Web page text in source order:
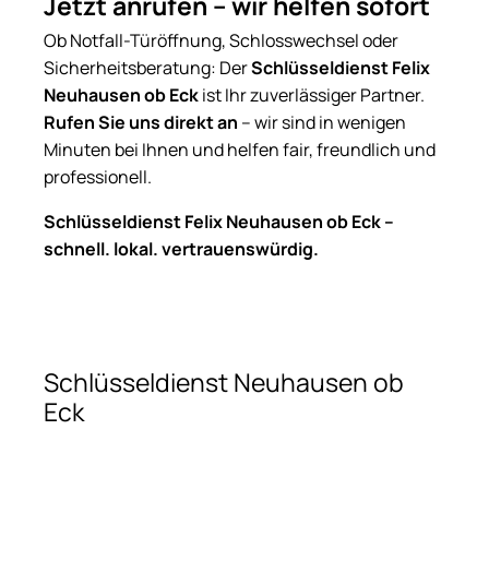
Ob Notfall-Türöffnung, Schlosswechsel oder
Sicherheitsberatung: DerSchlüsseldienst Felix
Neuhausen ob Eckist Ihr zuverlässiger Partner.
Rufen Sie uns direkt an – wir sind in wenigen
Minuten bei Ihnen und helfen fair, freundlich und
professionell.
Schlüsseldienst Felix Neuhausen ob Eck –
schnell. lokal. vertrauenswürdig.
Schlüsseldienst Neuhausen ob
Eck